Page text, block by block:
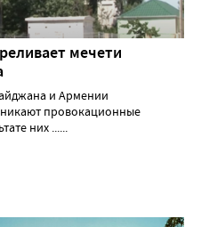
мечети
и Армении
провокационные
них ......